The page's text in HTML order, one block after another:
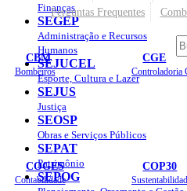
CBM
Bombeiros
CGE
Controladoria
COGES
Contabilidade
COP30
Perguntas Frequentes
Finanças
SEGEP
Administração e Recursos
Humanos
SEJUCEL
Esporte, Cultura e Lazer
SEJUS
Justiça
SEOSP
Obras e Serviços Públicos
SEPAT
Patrimônio
SEPOG